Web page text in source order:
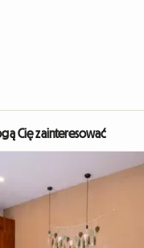
Cię zainteresować